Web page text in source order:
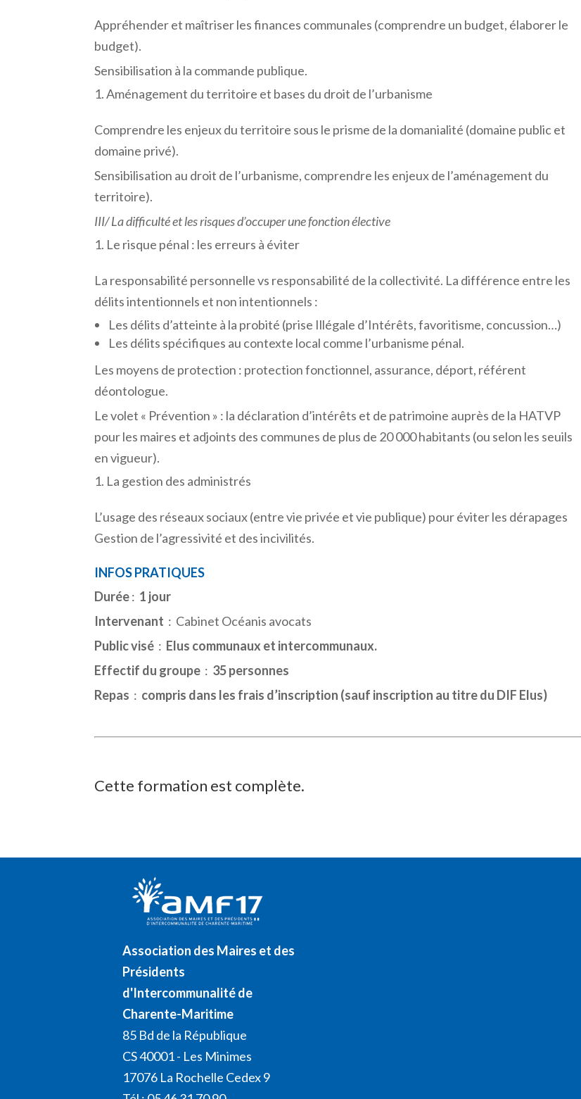
Appréhender et maîtriser les finances communales (comprendre un budget, élaborer le
budget).
Sensibilisation à la commande publique.
Aménagement du territoire et bases du droit de l’urbanisme
Comprendre les enjeux du territoire sous le prisme de la domanialité (domaine public et
domaine privé).
Sensibilisation au droit de l’urbanisme, comprendre les enjeux de l’aménagement du
territoire).
III/Ladifficultéetlesrisquesd’occuperunefonctionélective
Le risque pénal : les erreurs à éviter
La responsabilité personnelle vs responsabilité de la collectivité. La différence entre les
délits intentionnels et non intentionnels :
Les délits d’atteinte à la probité (prise Illégale d’Intérêts, favoritisme, concussion…)
Les délits spécifiques au contexte local comme l’urbanisme pénal.
Les moyens de protection : protection fonctionnel, assurance, déport, référent
déontologue.
Le volet « Prévention » : la déclaration d’intérêts et de patrimoine auprès de la HATVP
pour les maires et adjoints des communes de plus de 20 000 habitants (ou selon les seuils
en vigueur).
La gestion des administrés
L’usage des réseaux sociaux (entre vie privée et vie publique) pour éviter les dérapages
Gestion de l’agressivité et des incivilités.
INFOS PRATIQUES
Durée: 1 jour
Intervenant : Cabinet Océanis avocats
Public visé : Elus communaux et intercommunaux.
Effectif du groupe : 35 personnes
Repas : compris dans les frais d’inscription (sauf inscription au titre du DIF Elus)
Cette formation est complète.
Association des Maires et des
Présidents
d'Intercommunalité de
Charente-Maritime
85 Bd de la République
CS 40001 - Les Minimes
17076 La Rochelle Cedex 9